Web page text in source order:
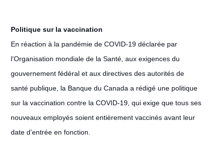
Politique sur la vaccination
En réaction à la pandémie de COVID-19 déclarée par
l’Organisation mondiale de la Santé, aux exigences du
gouvernement fédéral et aux directives des autorités de
santé publique, la Banque du Canada a rédigé une politique
sur la vaccination contre la COVID-19, qui exige que tous ses
nouveaux employés soient entièrement vaccinés avant leur
date d’entrée en fonction.